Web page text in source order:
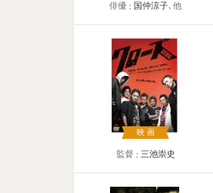
俳優 国仲涼子､他
映画
監督 三池崇史